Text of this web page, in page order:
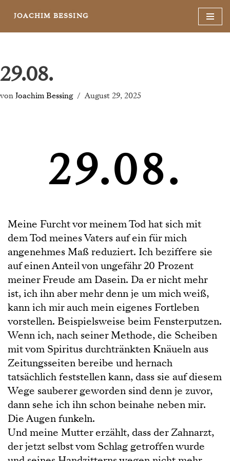
JOACHIM BESSING
29.08.
von Joachim Bessing August 29, 2025
29.08.
Meine Furcht vor meinem Tod hat sich mit
dem Tod meines Vaters auf ein für mich
angenehmes Maß reduziert. Ich beziffere sie
auf einen Anteil von ungefähr 20 Prozent
meiner Freude am Dasein. Da er nicht mehr
ist, ich ihn aber mehr denn je um mich weiß,
kann ich mir auch mein eigenes Fortleben
vorstellen. Beispielsweise beim Fensterputzen.
Wenn ich, nach seiner Methode, die Scheiben
mit vom Spiritus durchtränkten Knäueln aus
Zeitungsseiten bereibe und hernach
tatsächlich feststellen kann, dass sie auf diesem
Wege sauberer geworden sind denn je zuvor,
dann sehe ich ihn schon beinahe neben mir.
Die Augen funkeln.
Und meine Mutter erzählt, dass der Zahnarzt,
der jetzt selbst vom Schlag getroffen wurde